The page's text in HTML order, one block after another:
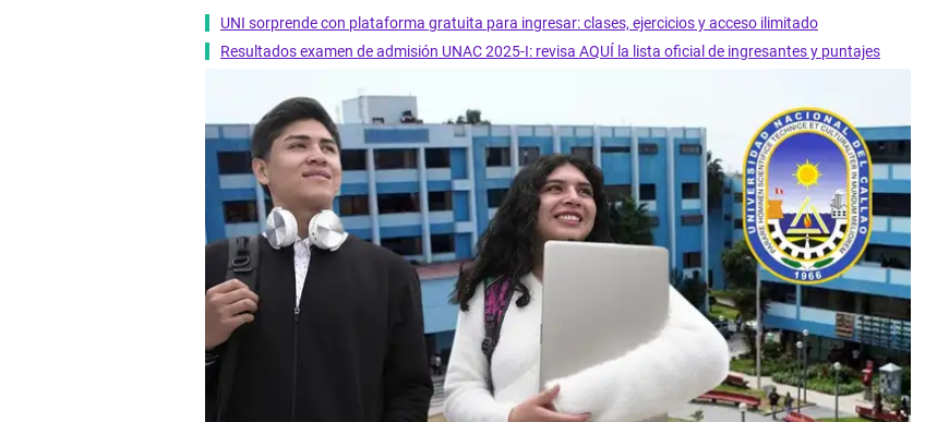
UNI sorprende con plataforma gratuita para ingresar: clases, ejercicios y acceso ilimitado
Resultados examen de admisión UNAC 2025-I: revisa AQUÍ la lista oficial de ingresantes y puntajes